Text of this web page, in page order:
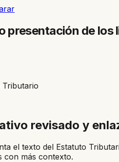
presentación de
Tributario
revisado y
el texto del Estatuto
con más contexto.